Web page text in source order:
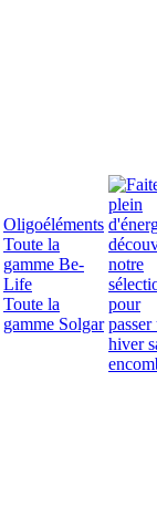
Oligoéléments
Toute la
gamme Be-
Life
Toute la
gamme Solgar